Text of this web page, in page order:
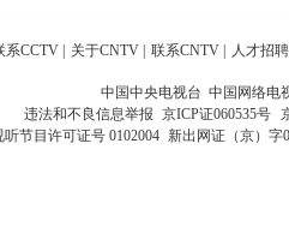
系CCTV | 关于CNTV | 联系CNTV | 人才招聘
中国中央电视台 中国网络电
违法和不良信息举报 京ICP证060535号
节目许可证号 0102004 新出网证（京）